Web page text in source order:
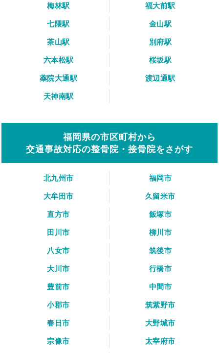
梅林駅
福大前駅
七隈駅
金山駅
茶山駅
別府駅
六本松駅
桜坂駅
薬院大通駅
渡辺通駅
天神南駅
福岡県の市区町村から
交通事故対応の整骨院・接骨院をさがす
北九州市
福岡市
大牟田市
久留米市
直方市
飯塚市
田川市
柳川市
八女市
筑後市
大川市
行橋市
豊前市
中間市
小郡市
筑紫野市
春日市
大野城市
宗像市
太宰府市